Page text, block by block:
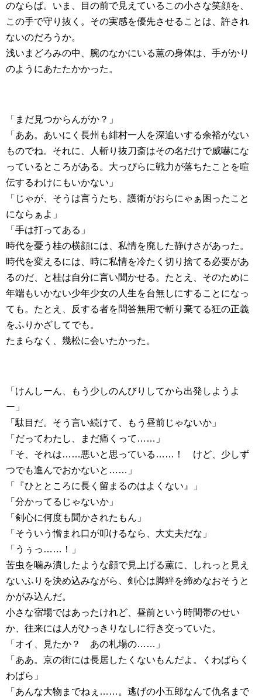
のならば。いま、目の前で見えているこの小さな笑顔を、
この手で守り抜く。その実感を優先させることは、許され
ないのだろうか。
浅いまどろみの中、腕のなかにいる薫の身体は、手がかり
のようにあたたかかった。
「まだ見つからんがか？」
「ああ。あいにく長州も緋村一人を深追いする余裕がない
ものでね。それに、人斬り抜刀斎はその名だけで威嚇にな
っているところがある。大っぴらに戦力が落ちたことを喧
伝するわけにもいかない」
「じゃが、そうは言うたち、護衛がおらにゃぁ困ったこと
にならぁよ」
「手は打ってある」
時代を憂う桂の横顔には、私情を廃した静けさがあった。
時代を変えるには、時に私情を冷たく切り捨てる必要があ
るのだ、と桂は自分に言い聞かせる。たとえ、そのために
年端もいかない少年少女の人生を台無しにすることになっ
ても。たとえ、反する者を問答無用で斬り棄てる狂の正義
をふりかざしてでも。
たまらなく、幾松に会いたかった。
「けんしーん、もう少しのんびりしてから出発しようよ
ー」
「駄目だ。そう言い続けて、もう昼前じゃないか」
「だってわたし、まだ痛くって……」
「そ、それは……悪いと思っている……！ けど、少しず
つでも進んでおかないと……」
「『ひとところに長く留まるのはよくない』」
「分かってるじゃないか」
「剣心に何度も聞かされたもん」
「そういう憎まれ口が叩けるなら、大丈夫だな」
「うぅっ……！」
苦虫を噛み潰したような顔で見上げる薫に、しれっと見え
ないふりを決め込みながら、剣心は脚絆を締めなおそうと
かがみ込んだ。
小さな宿場ではあったけれど、昼前という時間帯のせい
か、往来には人がひっきりなしに行き交っていた。
「オイ、見たか？ あの札場の……」
「ああ。京の街には長居したくないもんだよ。くわばらく
わばら」
「あんな大物までねぇ……。逃げの小五郎なんて仇名まで